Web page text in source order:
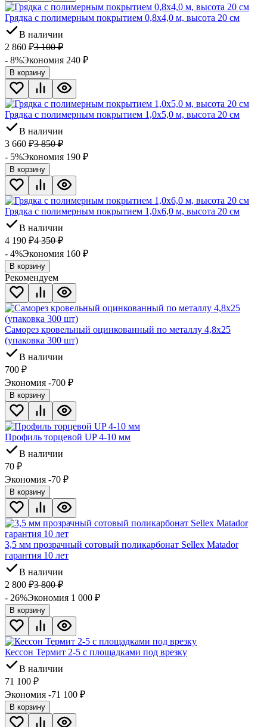
Грядка с полимерным покрытием 0,8х4,0 м, высота 20 см
В наличии
2 860 ₽3 100 ₽
- 8%Экономия 240 ₽
В корзину
Грядка с полимерным покрытием 1,0х5,0 м, высота 20 см
В наличии
3 660 ₽3 850 ₽
- 5%Экономия 190 ₽
В корзину
Грядка с полимерным покрытием 1,0х6,0 м, высота 20 см
В наличии
4 190 ₽4 350 ₽
- 4%Экономия 160 ₽
В корзину
Рекомендуем
Саморез кровельный оцинкованный по металлу 4,8х25
(упаковка 300 шт)
В наличии
700 ₽
Экономия -700 ₽
В корзину
Профиль торцевой UP 4-10 мм
В наличии
70 ₽
Экономия -70 ₽
В корзину
3,5 мм прозрачный сотовый поликарбонат Sellex Matador
гарантия 10 лет
В наличии
2 800 ₽3 800 ₽
- 26%Экономия 1 000 ₽
В корзину
Кессон Термит 2-5 с площадками под врезку
В наличии
71 100 ₽
Экономия -71 100 ₽
В корзину